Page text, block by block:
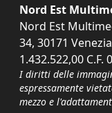
Nord Est
Nord Est
34, 30171
1.432.522,00 C.F.
I diritti delle
espressamente
mezzo e